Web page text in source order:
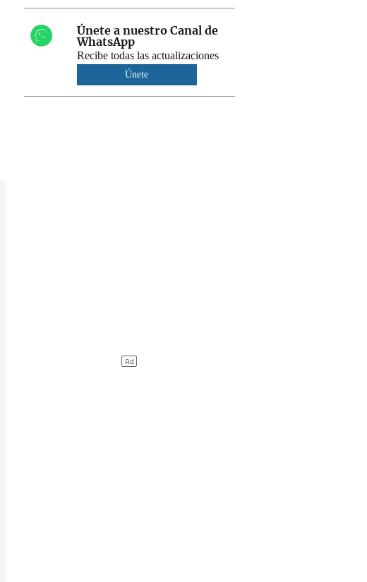
Únete a nuestro Canal de
WhatsApp
Recibe todas las actualizaciones
Únete